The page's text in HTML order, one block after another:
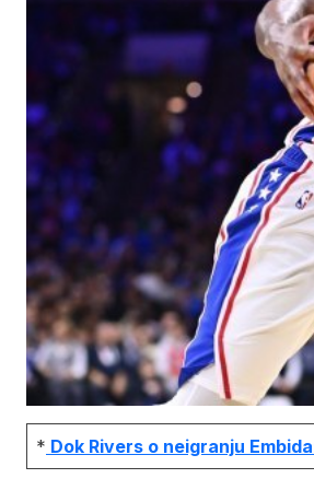
* Dok Rivers o neigranju